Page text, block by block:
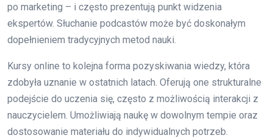
po marketing – i często prezentują punkt widzenia
ekspertów. Słuchanie podcastów może być doskonałym
dopełnieniem tradycyjnych metod nauki.
Kursy online to kolejna forma pozyskiwania wiedzy, która
zdobyła uznanie w ostatnich latach. Oferują one strukturalne
podejście do uczenia się, często z możliwością interakcji z
nauczycielem. Umożliwiają naukę w dowolnym tempie oraz
dostosowanie materiału do indywidualnych potrzeb.